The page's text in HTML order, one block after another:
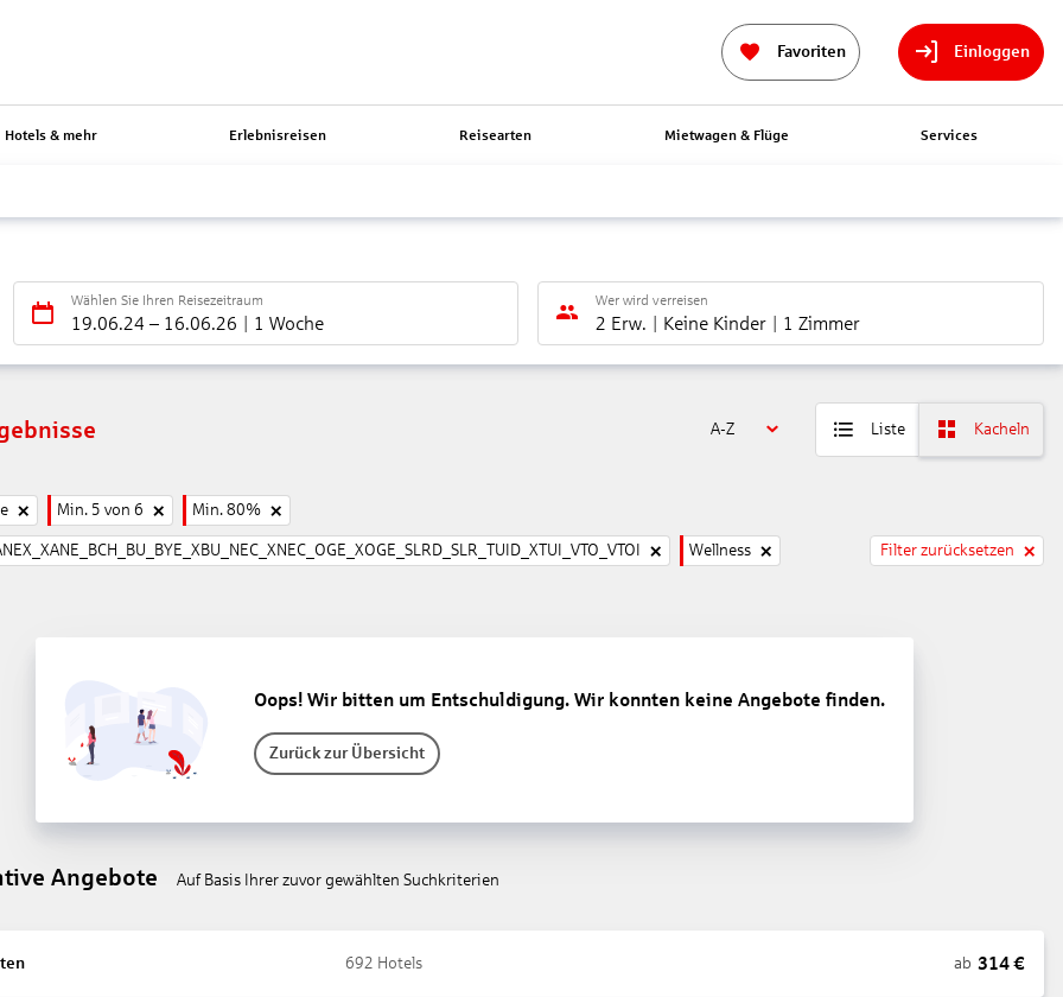
Favoriten Einloggen
Hotels & mehr Erlebnisreisen Reisearten Mietwagen & Flüge Services
Wählen Sie Ihren Reisezeitraum
19.06.24 – 16.06.26 1 Woche
Wer wird verreisen
2 Erw. Keine Kinder 1 Zimmer
A-Z Liste Kacheln
Min. 5 von 6 Min. 80%
Wellness Filter zurücksetzen
Oops! Wir bitten um Entschuldigung. Wir konnten keine Angebote finden.
Zurück zur Übersicht
Angebote Auf Basis Ihrer zuvor gewählten Suchkriterien
692 Hotels ab 314€